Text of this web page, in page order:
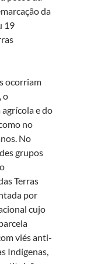
da
19
ocorriam
o
e do
no
No
grupos
Terras
por
cujo
viés anti-
Indígenas,